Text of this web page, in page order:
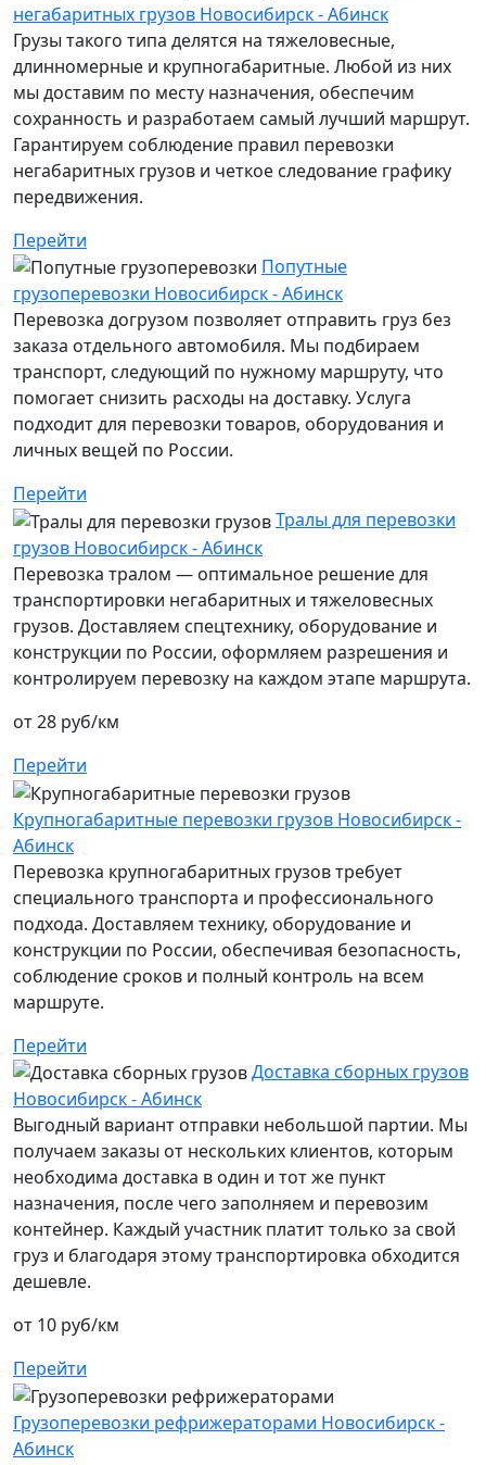
негабаритных грузов Новосибирск - Абинск
Грузы такого типа делятся на тяжеловесные,
длинномерные и крупногабаритные. Любой из них
мы доставим по месту назначения, обеспечим
сохранность и разработаем самый лучший маршрут.
Гарантируем соблюдение правил перевозки
негабаритных грузов и четкое следование графику
передвижения.
Перейти
Попутные
грузоперевозки Новосибирск - Абинск
Перевозка догрузом позволяет отправить груз без
заказа отдельного автомобиля. Мы подбираем
транспорт, следующий по нужному маршруту, что
помогает снизить расходы на доставку. Услуга
подходит для перевозки товаров, оборудования и
личных вещей по России.
Перейти
Тралы для перевозки
грузов Новосибирск - Абинск
Перевозка тралом — оптимальное решение для
транспортировки негабаритных и тяжеловесных
грузов. Доставляем спецтехнику, оборудование и
конструкции по России, оформляем разрешения и
контролируем перевозку на каждом этапе маршрута.
от 28 руб/км
Перейти
Крупногабаритные перевозки грузов Новосибирск -
Абинск
Перевозка крупногабаритных грузов требует
специального транспорта и профессионального
подхода. Доставляем технику, оборудование и
конструкции по России, обеспечивая безопасность,
соблюдение сроков и полный контроль на всем
маршруте.
Перейти
Доставка сборных грузов
Новосибирск - Абинск
Выгодный вариант отправки небольшой партии. Мы
получаем заказы от нескольких клиентов, которым
необходима доставка в один и тот же пункт
назначения, после чего заполняем и перевозим
контейнер. Каждый участник платит только за свой
груз и благодаря этому транспортировка обходится
дешевле.
от 10 руб/км
Перейти
Грузоперевозки рефрижераторами Новосибирск -
Абинск